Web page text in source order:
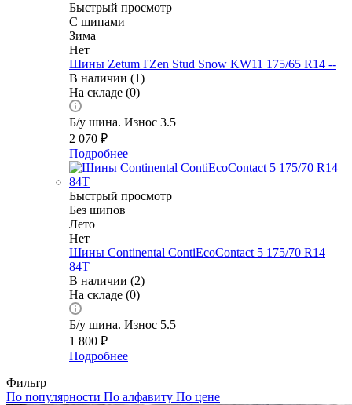
Быстрый просмотр
С шипами
Зима
Нет
Шины Zetum I'Zen Stud Snow KW11 175/65 R14 --
В наличии (1)
На складе (0)
Б/у шина. Износ 3.5
2 070 ₽
Подробнее
Быстрый просмотр
Без шипов
Лето
Нет
Шины Continental ContiEcoContact 5 175/70 R14
84T
В наличии (2)
На складе (0)
Б/у шина. Износ 5.5
1 800 ₽
Подробнее
Фильтр
По популярности По алфавиту По цене